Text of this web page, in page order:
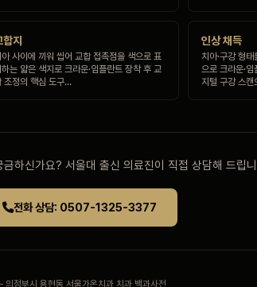
합지
아 사이에 끼워 씹어 교합 접촉점을 색으로 표
는 얇은 색지로 크라운·임플란트 장착 후 교
조정의 핵심 도구…
인상 채득
치아·구강 형
으로 크라운·임
지털 구강 스
금하신가요? 서울대 출신 의료진이 직접 상담해 드립
전화 상담: 0507-1325-3377
정부시 용현동 서울가온치과 치과 백과사전